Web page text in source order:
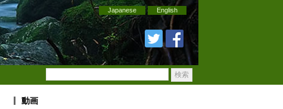
Japanese English
動画